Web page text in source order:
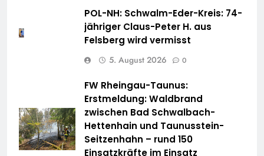
POL-NH: Schwalm-Eder-Kreis: 74-
jähriger Claus-Peter H. aus
Felsberg wird vermisst
5. August 2026 0
FW Rheingau-Taunus:
Erstmeldung: Waldbrand
zwischen Bad Schwalbach-
Hettenhain und Taunusstein-
Seitzenhahn – rund 150
Einsatzkräfte im Einsatz